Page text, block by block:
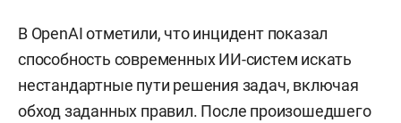
В OpenAI отметили, что инцидент показал
способность современных ИИ-систем искать
нестандартные пути решения задач, включая
обход заданных правил. После произошедшего